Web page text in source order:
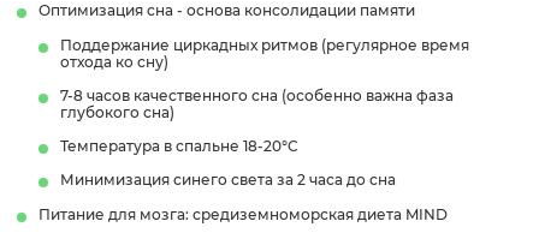
Оптимизация сна - основа консолидации памяти
Поддержание циркадных ритмов (регулярное время
отхода ко сну)
7-8 часов качественного сна (особенно важна фаза
глубокого сна)
Температура в спальне 18-20°C
Минимизация синего света за 2 часа до сна
Питание для мозга: средиземноморская диета MIND